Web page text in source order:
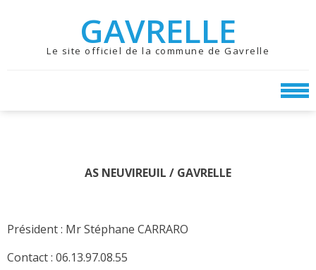
GAVRELLE
Le site officiel de la commune de Gavrelle
AS NEUVIREUIL / GAVRELLE
Président : Mr Stéphane CARRARO
Contact : 06.13.97.08.55